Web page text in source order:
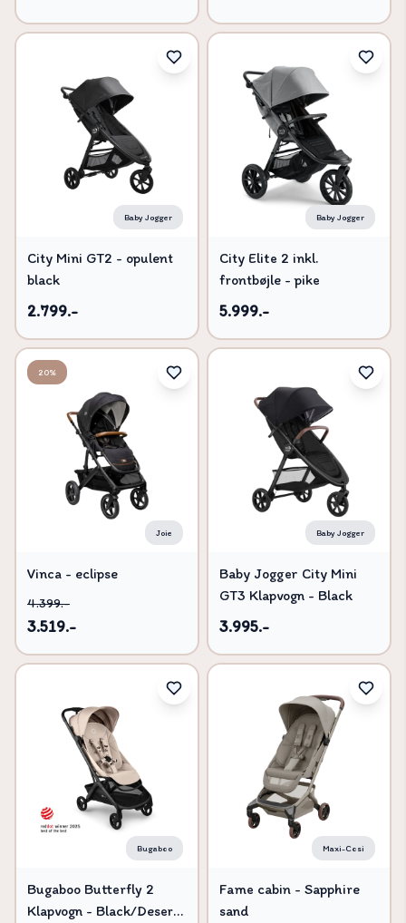
Baby Jogger
City Mini GT2 - opulent
black
2.799.-
Baby Jogger
City Elite 2 inkl.
frontbøjle - pike
5.999.-
20%
Joie
Vinca - eclipse
4.399.-
3.519.-
Baby Jogger
Baby Jogger City Mini
GT3 Klapvogn - Black
3.995.-
Bugaboo
Bugaboo Butterfly 2
Klapvogn - Black/Desert
Maxi-Cosi
Fame cabin - Sapphire
sand